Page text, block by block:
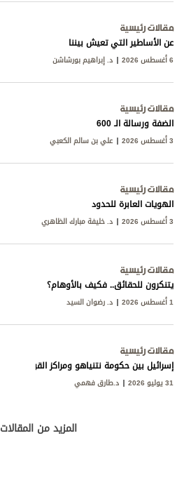
مقالات رئيسية
عن الأساطير التي تعيش بيننا
6 أغسطس 2026 د. إبراهيم بورشاشن
مقالات رئيسية
الضفة ورسالة الـ 600
3 أغسطس 2026 علي بن سالم الكعبي
مقالات رئيسية
الهويات العابرة للحدود
3 أغسطس 2026 د. خليفة مبارك الظاهري
مقالات رئيسية
يتنكرون للحقائق.. فكيف بالأوهام؟
1 أغسطس 2026 د. رضوان السيد
مقالات رئيسية
إسرائيل بين حكومة نتنياهو ومراكز القوى
31 يوليو 2026 د.طارق فهمي
المزيد من المقالات